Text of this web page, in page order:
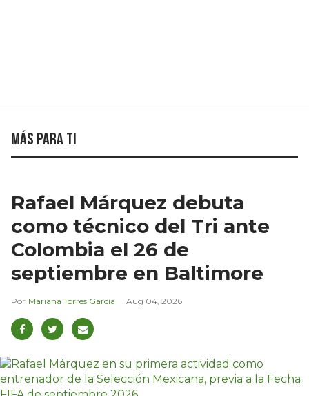
Más para ti
Rafael Márquez debuta
como técnico del Tri ante
Colombia el 26 de
septiembre en Baltimore
Mariana Torres García Aug 04, 2026